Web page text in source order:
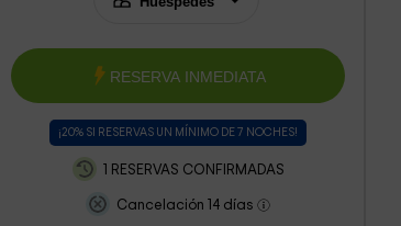
RESERVA INMEDIATA
¡20% SI RESERVAS UN MÍNIMO DE 7 NOCHES!
1 RESERVAS CONFIRMADAS
Cancelación 14 días